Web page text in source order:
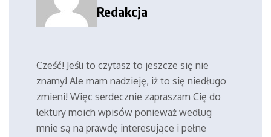
Redakcja
Cześć! Jeśli to czytasz to jeszcze się nie
znamy! Ale mam nadzieję, iż to się niedługo
zmieni! Więc serdecznie zapraszam Cię do
lektury moich wpisów ponieważ według
mnie są na prawdę interesujące i pełne